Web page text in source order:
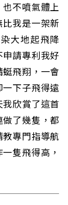
不噴氣體上
比我是一架新
大地起飛降
請專利我好
飛翔，一會
一下子飛得遠
欣賞了這首
了幾隻，都
專門指導航
隻飛得高，